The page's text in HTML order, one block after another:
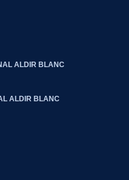
ALDIR BLANC
ALDIR BLANC